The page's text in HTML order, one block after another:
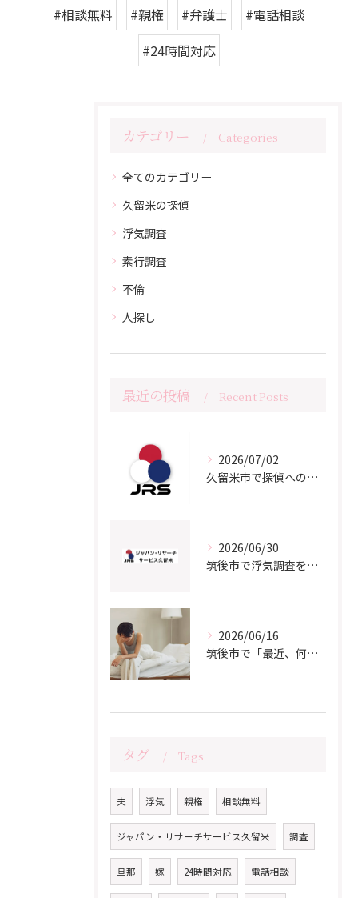
#相談無料 #親権 #弁護士
#電話相談
#24時間対応
カテゴリー Categories
全てのカテゴリー
久留米の探偵
浮気調査
素行調査
不倫
人探し
最近の投稿 Recent Posts
2026/07/02
久留米市で探偵への相談をご検討の方へ
2026/06/30
筑後市で浮気調査をご検討の方へ｜よくある質問と知っておきたいポイント
2026/06/16
筑後市で「最近、何か違う…」と感じているあなたへ
タグ Tags
夫 浮気 親権 相談無料
ジャパン・リサーチサービス久留米 調査
旦那 嫁 24時間対応 電話相談